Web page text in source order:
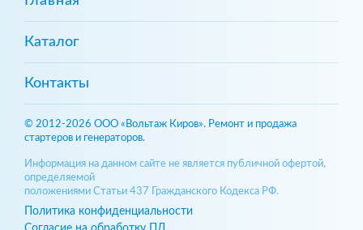
Каталог
Контакты
© 2012-2026 ООО «Вольтаж Киров». Ремонт и продажа
стартеров и генераторов.
Информация на данном сайте не является публичной офертой,
определяемой
положениями Статьи 437 Гражданского Кодекса РФ.
Политика конфиденциальности